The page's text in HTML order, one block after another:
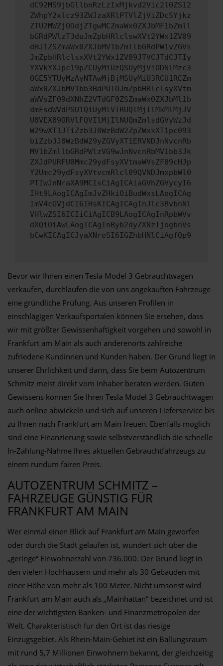
dC92MS9jbGllbnRzLzIxMjkvd2Vic2l0ZS12
ZWhpY2xlcz93ZWJzaXRlPTVlZjViZDc5Yjkz
ZTU2MWZjODdjZTgwMCZmaWx0ZXJbMF1bZmll
bGRdPWlzT3duJmZpbHRlclswXVt2YWx1ZV09
dHJ1ZSZmaWx0ZXJbMV1bZmllbGRdPW1vZGVs
JmZpbHRlclsxXVt2YWx1ZV09JTVCJTdCJTIy
YXVkYXJpc19pZCUyMiUzQSUyMjViODNlMzc3
OGE5YTUyMzAyNTAwMjBjMSUyMiU3RCU1RCZm
aWx0ZXJbMV1bb3BdPUlOJmZpbHRlclsyXVtm
aWVsZF09dXNhZ2VTdGF0ZSZmaWx0ZXJbMl1b
dmFsdWVdPSU1QiUyMlVTRUQlMjIlMkMlMjJV
U0VEX09ORVlFQVIlMjIlNUQmZmlsdGVyWzJd
W29wXT1JTiZzb3J0WzBdW2ZpZWxkXT1pc093
biZzb3J0WzBdW29yZGVyXT1ERVNDJnNvcnRb
MV1bZmllbGRdPWlzVG9wJnNvcnRbMV1bb3Jk
ZXJdPURFU0Mmc29ydFsyXVtmaWVsZF09cHJp
Y2Umc29ydFsyXVtvcmRlcl09QVNDJmxpbWl0
PTIwJnNraXA9MCIsCiAgICAiaGVhZGVycyI6
IHt9LAogICAgImJvZHkiOiBudWxsLAogICAg
ImV4cGVjdCI6IHsKICAgICAgInJlc3BvbnNl
VHlwZSI6ICIiCiAgICB9LAogICAgInRpbWVv
dXQiOiAwLAogICAgInByb2dyZXNzIjogbnVs
bCwKICAgICJyaXNreSI6IGZhbHNlCiAgfQp9
Bevor wir Ihnen einen Tesla Model 3 Gebrauchtwagen
verkaufen, durchlaufen die von uns angekauften Fahrzeuge
eine gründliche Prüfung. Aus unseren Profilen in
einschlägigen Verkaufsportalen können Sie ersehen, dass
wir mit größter Gewissenhaftigkeit vorgehen und sowohl in
Frankfurt am Main als auch anderenorts zahlreiche
zufriedene Kundinnen und Kunden haben. Der Grund liegt in
unserer Ehrlichkeit und darin, dass Sie beim Autozentrum
Schmitz meist direkt vom Inhaber beraten werden. Guten
Gewissens können Sie Ihren Tesla Model 3 Gebrauchtwagen
auch online abwickeln und sich auf unseren Lieferservice bis
zu Ihnen nach Frankfurt am Main freuen. Ebenfalls möglich
sind eine Finanzierung sowie selbstverständlich die schnelle
In-Zahlung-Nahme Ihres aktuellen Gebrauchtfahrzeugs zu
einem rundum fairen Preis.
AUTOZENTRUM SCHMITZ –
FAHRZEUGE GÜNSTIG FÜR
FRANKFURT AM MAIN
Wer einmal einen Blick auf Frankfurt am Main geworfen
oder durch die Stadt gelaufen ist, wundert sich über die
„geringe“ Einwohnerzahl von 736.000. Der Grund liegt in
den vielen Hochhäusern und mehr als 30 Gebäuden mit
einer Höhe von mehr als 100 Meter. Nicht umsonst wird
Frankfurt am Main auch als „Mainhattan“ bezeichnet und ist
eine der wichtigsten Banken- und Finanzmetropolen der
Welt. Charakteristisch für den Ort ist das riesige
Einzugsgebiet. Als Rhein-Main-Gebiet ist ein Ballungsraum
mit rund 5,7 Millionen Einwohnern bekannt, der gleichzeitig